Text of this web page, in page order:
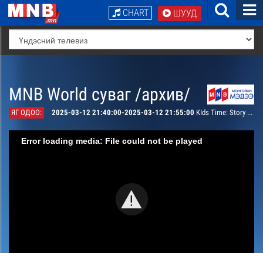
ШУУД
CHART
MNB World суваг /архив/
ЯГ ОДОО: 2025-03-12 21:40:00-2025-03-12 21:55:00 KIds Time: Story of Future
Error loading media: File could not be played